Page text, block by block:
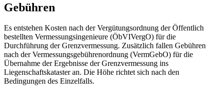
Gebühren
Es entstehen Kosten nach der Vergütungsordnung der Öffentlich
bestellten Vermessungsingenieure (ÖbVIVergO) für die
Durchführung der Grenzvermessung. Zusätzlich fallen Gebühren
nach der Vermessungsgebührenordnung (VermGebO) für die
Übernahme der Ergebnisse der Grenzvermessung ins
Liegenschaftskataster an. Die Höhe richtet sich nach den
Bedingungen des Einzelfalls.